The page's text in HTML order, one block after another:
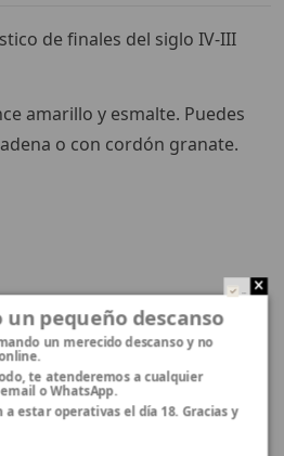
de finales del siglo IV-III
amarillo y esmalte. Puedes
o con cordón granate.
pequeño descanso
un merecido descanso y no
te atenderemos a cualquier
o WhatsApp.
estar operativas el día 18. Gracias y